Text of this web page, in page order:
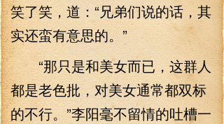
笑了笑，道：“兄弟们说的话，其
实还蛮有意思的。”
“那只是和美女而已，这群人
都是老色批，对美女通常都双标
的不行。”李阳毫不留情的吐槽一